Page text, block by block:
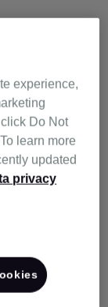
experience,
Do Not
learn more
updated
privacy